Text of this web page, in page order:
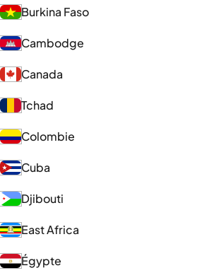
Burkina Faso
Cambodge
Canada
Tchad
Colombie
Cuba
Djibouti
East Africa
Égypte